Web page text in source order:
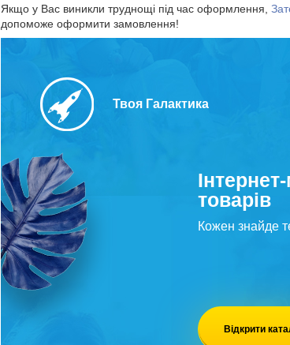
Якщо у Вас виникли труднощі під час оформлення,
допоможе оформити замовлення!
Твоя Галактика
товарів
Кожен знайде
Відкрити